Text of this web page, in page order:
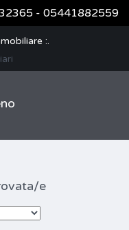
- 05441882559
e